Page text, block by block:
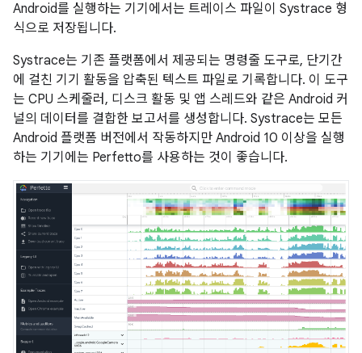
Android를 실행하는 기기에서는 트레이스 파일이 Systrace 형
식으로 저장됩니다.
Systrace는 기존 플랫폼에서 제공되는 명령줄 도구로, 단기간
에 걸친 기기 활동을 압축된 텍스트 파일로 기록합니다. 이 도구
는 CPU 스케줄러, 디스크 활동 및 앱 스레드와 같은 Android 커
널의 데이터를 결합한 보고서를 생성합니다. Systrace는 모든
Android 플랫폼 버전에서 작동하지만 Android 10 이상을 실행
하는 기기에는 Perfetto를 사용하는 것이 좋습니다.